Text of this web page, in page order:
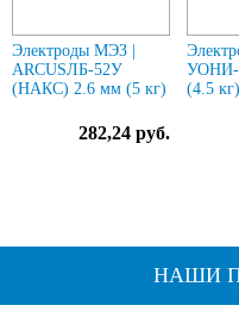
Электроды МЭЗ |
ARCUSЛБ-52У
(НАКС) 2.6 мм (5 кг)
282,24 руб.
УОНИ-
(4.5 кг)
НАШИ